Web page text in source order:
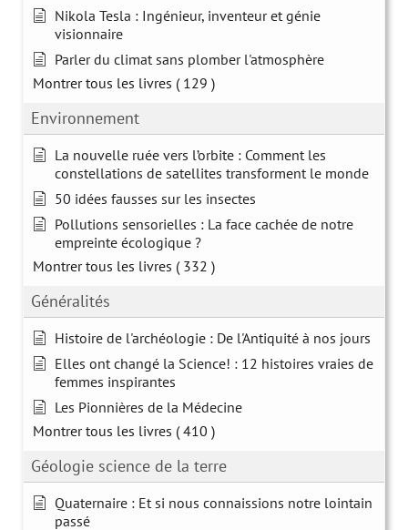
Nikola Tesla : Ingénieur, inventeur et génie
visionnaire
Parler du climat sans plomber l'atmosphère
Montrer tous les livres ( 129 )
Environnement
La nouvelle ruée vers l’orbite : Comment les
constellations de satellites transforment le monde
50 idées fausses sur les insectes
Pollutions sensorielles : La face cachée de notre
empreinte écologique ?
Montrer tous les livres ( 332 )
Généralités
Histoire de l'archéologie : De l'Antiquité à nos jours
Elles ont changé la Science! : 12 histoires vraies de
femmes inspirantes
Les Pionnières de la Médecine
Montrer tous les livres ( 410 )
Géologie science de la terre
Quaternaire : Et si nous connaissions notre lointain
passé